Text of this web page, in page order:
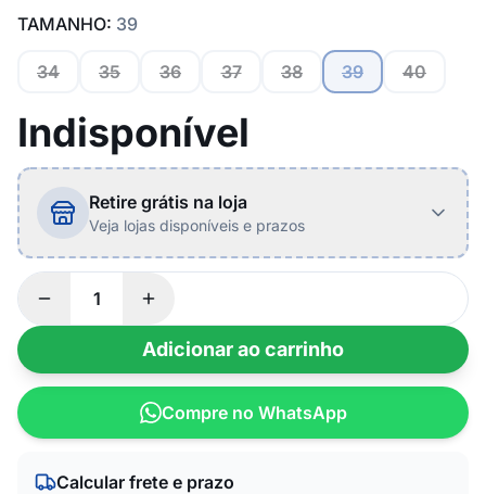
TAMANHO: 39
34 35 36 37 38 39 40
Indisponível
Retire grátis na loja
Veja lojas disponíveis e prazos
Adicionar ao carrinho
Compre no WhatsApp
Calcular frete e prazo